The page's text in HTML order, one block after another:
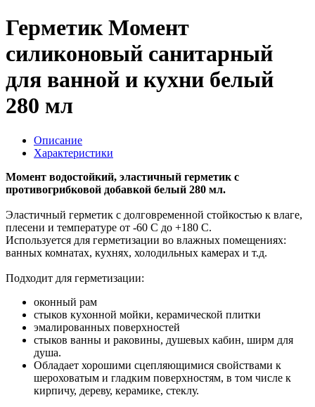
Герметик Момент
силиконовый санитарный
для ванной и кухни белый
280 мл
Описание
Характеристики
Момент водостойкий, эластичный герметик с
противогрибковой добавкой белый 280 мл.
Эластичный герметик с долговременной стойкостью к влаге,
плесени и температуре от -60 С до +180 С.
Используется для герметизации во влажных помещениях:
ванных комнатах, кухнях, холодильных камерах и т.д.
Подходит для герметизации:
оконный рам
стыков кухонной мойки, керамической плитки
эмалированных поверхностей
стыков ванны и раковины, душевых кабин, ширм для
душа.
Обладает хорошими сцепляющимися свойствами к
шероховатым и гладким поверхностям, в том числе к
кирпичу, дереву, керамике, стеклу.